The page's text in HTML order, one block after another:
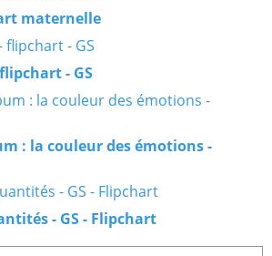
maternelle
- GS
: la couleur des émotions -
- GS - Flipchart